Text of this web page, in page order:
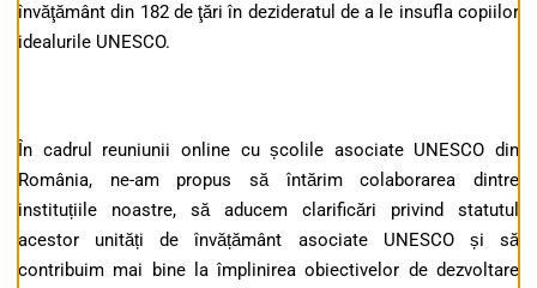
învăţământ din 182 de ţări în dezideratul de a le insufla copiilor
idealurile UNESCO.
În cadrul reuniunii online cu școlile asociate UNESCO din
România, ne-am propus să întărim colaborarea dintre
instituțiile noastre, să aducem clarificări privind statutul
acestor unități de învățământ asociate UNESCO și să
contribuim mai bine la împlinirea obiectivelor de dezvoltare